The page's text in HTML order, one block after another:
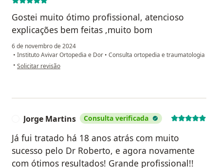
Gostei muito ótimo profissional, atencioso
explicações bem feitas ,muito bom
6 de novembro de 2024
• Instituto Avivar Ortopedia e Dor • Consulta ortopedia e traumatologia
• na opinião do utilizador Ronaldo Marcelo
Solicitar revisão
Jorge Martins Consulta verificada
Já fui tratado há 18 anos atrás com muito
sucesso pelo Dr Roberto, e agora novamente
com ótimos resultados! Grande profissional!!